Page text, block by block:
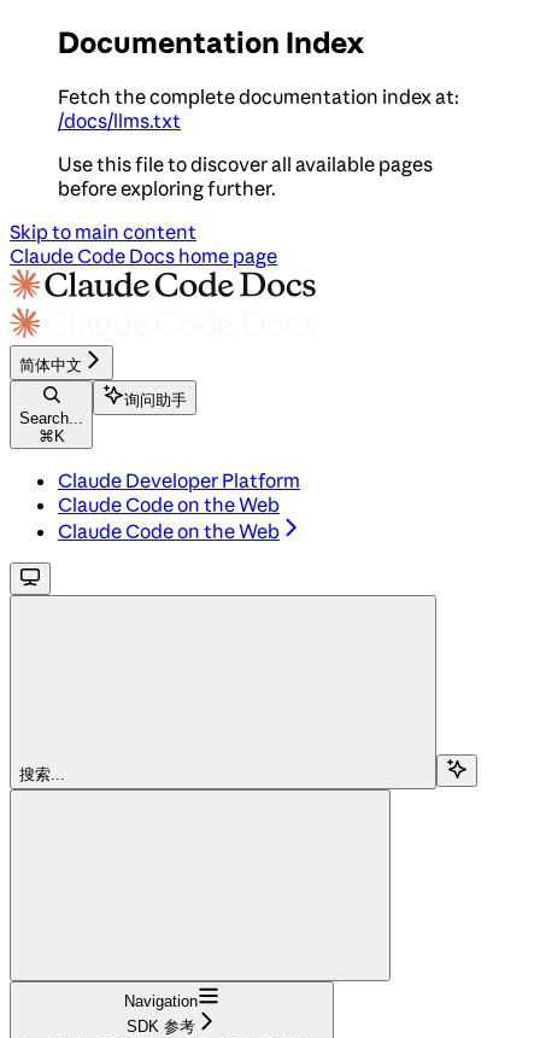
Documentation Index
Fetch the complete documentation index at:
/docs/llms.txt
Use this file to discover all available pages
before exploring further.
Skip to main content
Claude Code Docs home page
简体中文
Search...
⌘ K
询问助手
Claude Developer Platform
Claude Code on the Web
Claude Code on the Web
搜索...
Navigation
SDK 参考